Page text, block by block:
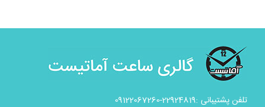
تلفن پشتیبانی :22924819-09122067260